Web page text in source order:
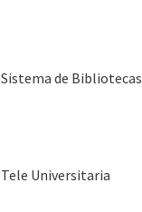
Sistema de Bibliotecas
Tele Universitaria